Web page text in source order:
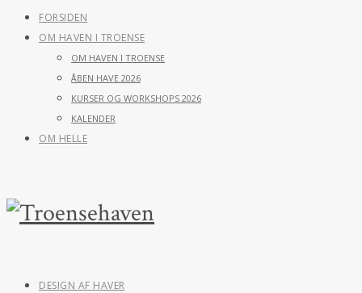
FORSIDEN
OM HAVEN I TROENSE
OM HAVEN I TROENSE
ÅBEN HAVE 2026
KURSER OG WORKSHOPS 2026
KALENDER
OM HELLE
DESIGN AF HAVER